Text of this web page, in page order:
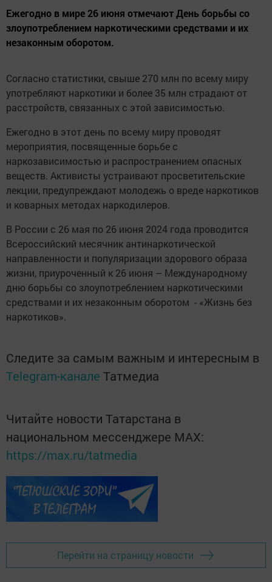
Ежегодно в мире 26 июня отмечают День борьбы со
злоупотреблением наркотическими средствами и их
незаконным оборотом.
Согласно статистики, свыше 270 млн по всему миру
употребляют наркотики и более 35 млн страдают от
расстройств, связанных с этой зависимостью.
Ежегодно в этот день по всему миру проводят
мероприятия, посвященные борьбе с
наркозависимостью и распространением опасных
веществ. Активисты устраивают просветительские
лекции, предупреждают молодежь о вреде наркотиков
и коварных методах наркодилеров.
В России с 26 мая по 26 июня 2024 года проводится
Всероссийский месячник антинаркотической
направленности и популяризации здорового образа
жизни, приуроченный к 26 июня – Международному
дню борьбы со злоупотреблением наркотическими
средствами и их незаконным оборотом - «Жизнь без
наркотиков».
Следите за самым важным и интересным в
Telegram-канале Татмедиа
Читайте новости Татарстана в
национальном мессенджере MАХ:
https://max.ru/tatmedia
Перейти на страницу новости